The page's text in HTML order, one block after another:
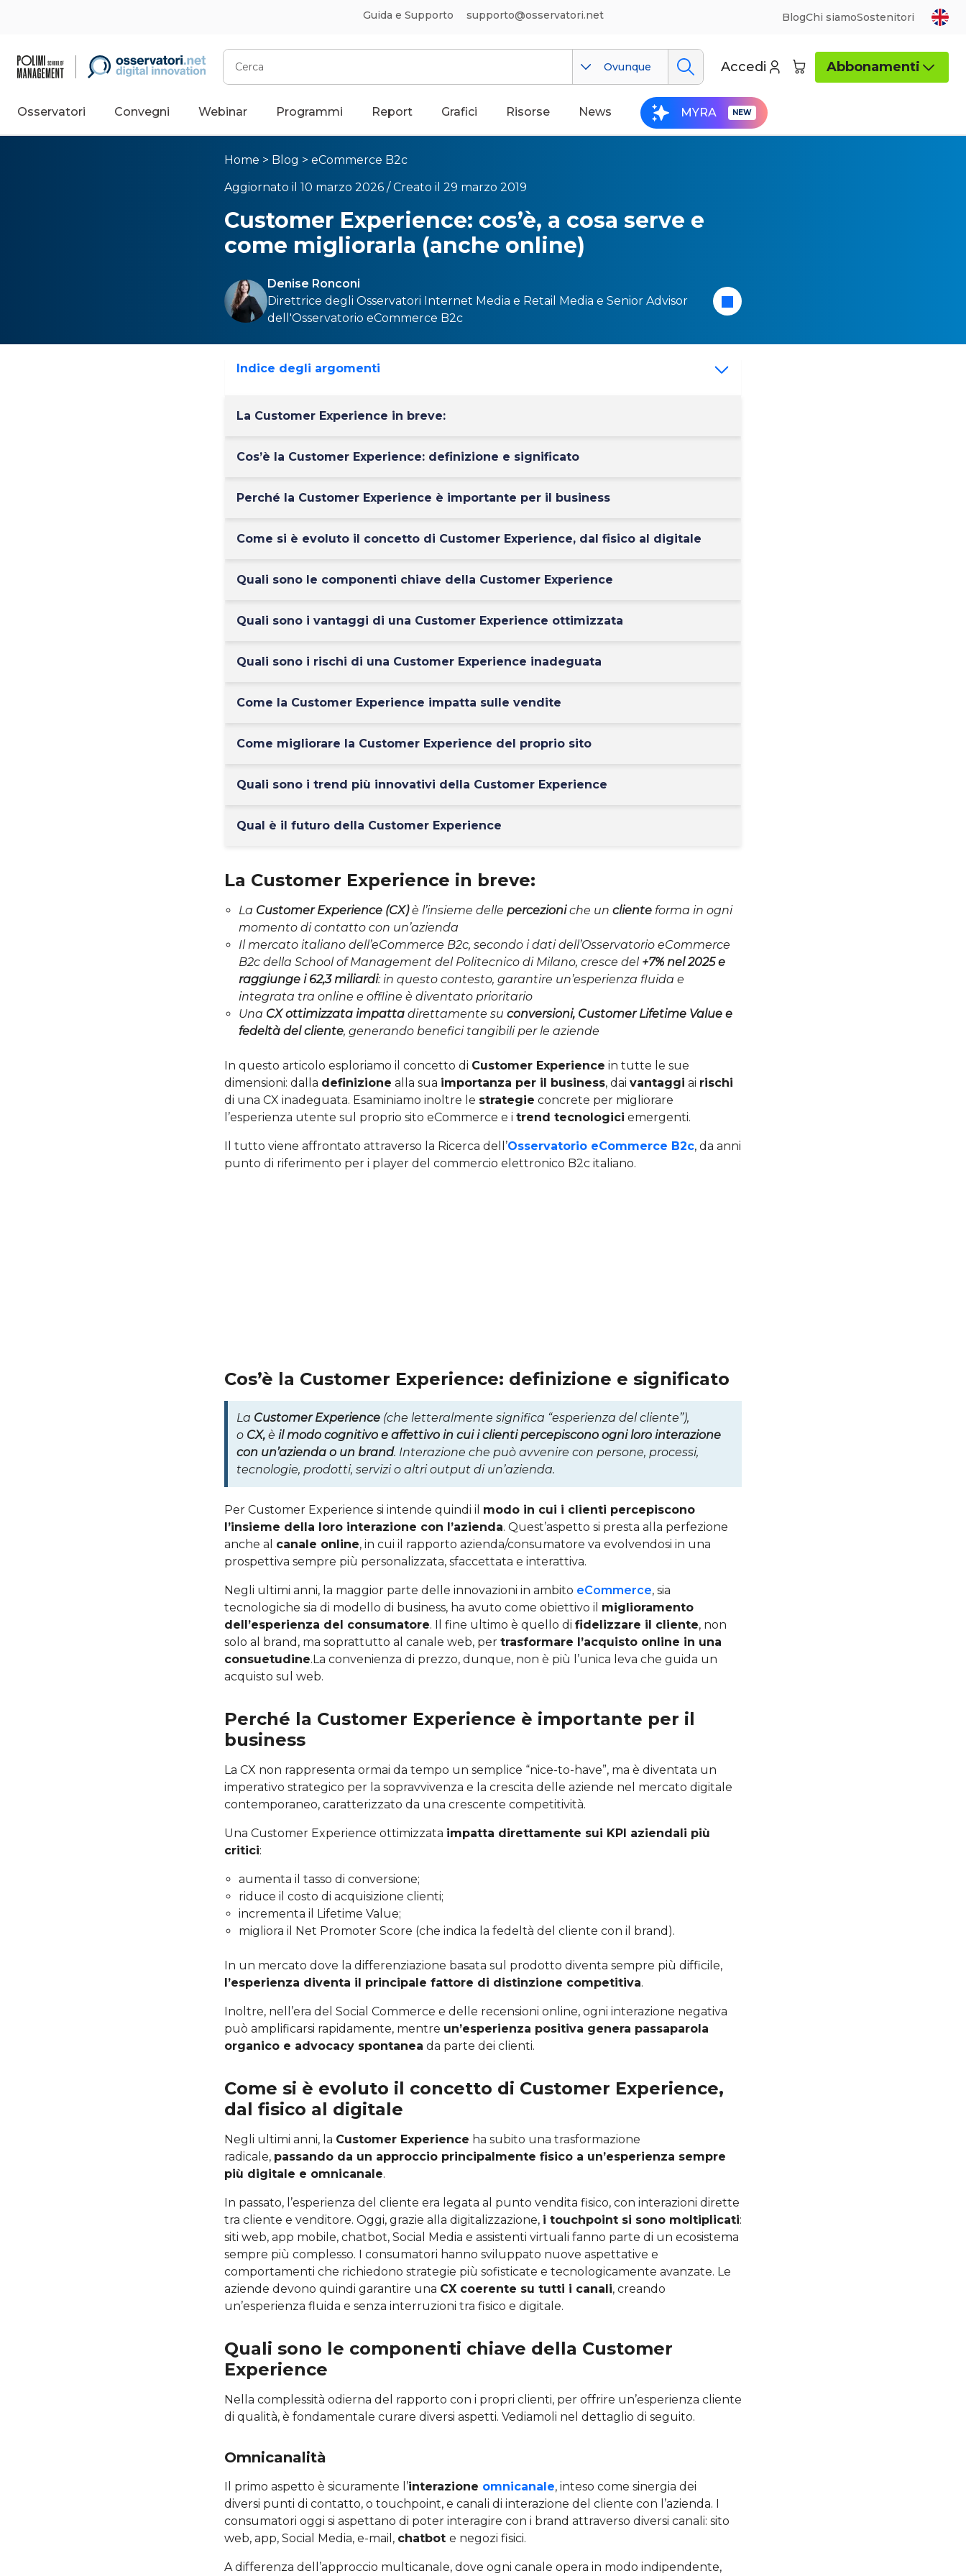
Guida e Supporto supporto@osservatori.net BlogChi siamoSostenitori
Cerca
Ovunque Accedi Abbonamenti
Osservatori Convegni Webinar Programmi Report Grafici Risorse News MYRA
Home > Blog > eCommerce B2c
Aggiornato il 10 marzo 2026 / Creato il 29 marzo 2019
Customer Experience: cos’è, a cosa serve e
come migliorarla (anche online)
Denise Ronconi
Direttrice degli Osservatori Internet Media e Retail Media e Senior Advisor
dell'Osservatorio eCommerce B2c
Indice degli argomenti
La Customer Experience in breve:
Cos’è la Customer Experience: definizione e significato
Perché la Customer Experience è importante per il business
Come si è evoluto il concetto di Customer Experience, dal fisico al digitale
Quali sono le componenti chiave della Customer Experience
Quali sono i vantaggi di una Customer Experience ottimizzata
Quali sono i rischi di una Customer Experience inadeguata
Come la Customer Experience impatta sulle vendite
Come migliorare la Customer Experience del proprio sito
Quali sono i trend più innovativi della Customer Experience
Qual è il futuro della Customer Experience
La Customer Experience in breve:
La Customer Experience (CX)è l’insieme delle percezioniche un cliente forma in ogni
momento di contatto con un’azienda
Il mercato italiano dell’eCommerce B2c, secondo i dati dell’Osservatorio eCommerce
B2c della School of Management del Politecnico di Milano, cresce del +7% nel 2025 e
raggiunge i 62,3 miliardi: in questo contesto, garantire un’esperienza fluida e
integrata tra online e offline è diventato prioritario
Una CX ottimizzata impatta direttamente su conversioni, Customer Lifetime Value e
fedeltà del cliente, generando benefici tangibili per le aziende
In questo articolo esploriamo il concetto di Customer Experience in tutte le sue
dimensioni: dalla definizione alla sua importanza per il business, dai vantaggi ai rischi
di una CX inadeguata. Esaminiamo inoltre le strategie concrete per migliorare
l’esperienza utente sul proprio sito eCommerce e i trend tecnologici emergenti.
Il tutto viene affrontato attraverso la Ricerca dell’Osservatorio eCommerce B2c, da anni
punto di riferimento per i player del commercio elettronico B2c italiano.
Cos’è la Customer Experience: definizione e significato
La Customer Experience (che letteralmente significa “esperienza del cliente”),
o CX, è il modo cognitivo e affettivo in cui i clienti percepiscono ogni loro interazione
con un’azienda o un brand. Interazione che può avvenire con persone, processi,
tecnologie, prodotti, servizi o altri output di un’azienda.
Per Customer Experience si intende quindi il modo in cui i clienti percepiscono
l’insieme della loro interazione con l’azienda. Quest’aspetto si presta alla perfezione
anche al canale online, in cui il rapporto azienda/consumatore va evolvendosi in una
prospettiva sempre più personalizzata, sfaccettata e interattiva.
Negli ultimi anni, la maggior parte delle innovazioni in ambito eCommerce, sia
tecnologiche sia di modello di business, ha avuto come obiettivo il miglioramento
dell’esperienza del consumatore. Il fine ultimo è quello di fidelizzare il cliente, non
solo al brand, ma soprattutto al canale web, per trasformare l’acquisto online in una
consuetudine.La convenienza di prezzo, dunque, non è più l’unica leva che guida un
acquisto sul web.
Perché la Customer Experience è importante per il
business
La CX non rappresenta ormai da tempo un semplice “nice-to-have”, ma è diventata un
imperativo strategico per la sopravvivenza e la crescita delle aziende nel mercato digitale
contemporaneo, caratterizzato da una crescente competitività.
Una Customer Experience ottimizzata impatta direttamente sui KPI aziendali più
critici:
aumenta il tasso di conversione;
riduce il costo di acquisizione clienti;
incrementa il Lifetime Value;
migliora il Net Promoter Score (che indica la fedeltà del cliente con il brand).
In un mercato dove la differenziazione basata sul prodotto diventa sempre più difficile,
l’esperienza diventa il principale fattore di distinzione competitiva.
Inoltre, nell’era del Social Commerce e delle recensioni online, ogni interazione negativa
può amplificarsi rapidamente, mentre un’esperienza positiva genera passaparola
organico e advocacy spontanea da parte dei clienti.
Come si è evoluto il concetto di Customer Experience,
dal fisico al digitale
Negli ultimi anni, la Customer Experience ha subito una trasformazione
radicale, passando da un approccio principalmente fisico a un’esperienza sempre
più digitale e omnicanale.
In passato, l’esperienza del cliente era legata al punto vendita fisico, con interazioni dirette
tra cliente e venditore. Oggi, grazie alla digitalizzazione, i touchpoint si sono moltiplicati:
siti web, app mobile, chatbot, Social Media e assistenti virtuali fanno parte di un ecosistema
sempre più complesso. I consumatori hanno sviluppato nuove aspettative e
comportamenti che richiedono strategie più sofisticate e tecnologicamente avanzate. Le
aziende devono quindi garantire una CX coerente su tutti i canali, creando
un’esperienza fluida e senza interruzioni tra fisico e digitale.
Quali sono le componenti chiave della Customer
Experience
Nella complessità odierna del rapporto con i propri clienti, per offrire un’esperienza cliente
di qualità, è fondamentale curare diversi aspetti. Vediamoli nel dettaglio di seguito.
Omnicanalità
Il primo aspetto è sicuramente l’interazione omnicanale, inteso come sinergia dei
diversi punti di contatto, o touchpoint, e canali di interazione del cliente con l’azienda. I
consumatori oggi si aspettano di poter interagire con i brand attraverso diversi canali: sito
web, app, Social Media, e-mail, chatbot e negozi fisici.
A differenza dell’approccio multicanale, dove ogni canale opera in modo indipendente,